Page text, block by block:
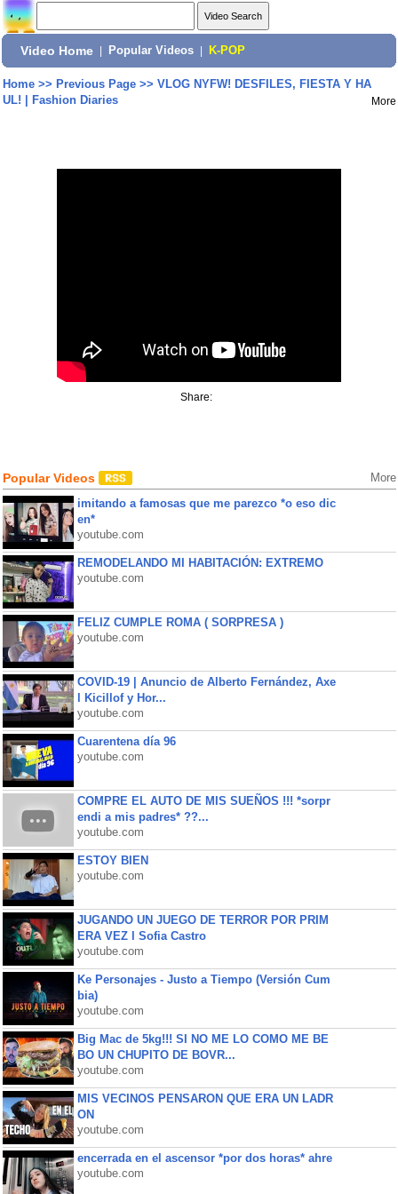
Video Home Popular Videos K-POP
Home>> Previous Page>> VLOG NYFW! DESFILES, FIESTA Y HA
UL! | Fashion Diaries
More
Share:
Popular Videos More
imitando a famosas que me parezco *o eso dic
en*
youtube.com
REMODELANDO MI HABITACIÓN: EXTREMO
youtube.com
FELIZ CUMPLE ROMA ( SORPRESA )
youtube.com
COVID-19 | Anuncio de Alberto Fernández, Axe
l Kicillof y Hor...
youtube.com
Cuarentena día 96
youtube.com
COMPRE EL AUTO DE MIS SUEÑOS !!! *sorpr
endi a mis padres* ??...
youtube.com
ESTOY BIEN
youtube.com
JUGANDO UN JUEGO DE TERROR POR PRIM
ERA VEZ l Sofia Castro
youtube.com
Ke Personajes - Justo a Tiempo (Versión Cum
bia)
youtube.com
Big Mac de 5kg!!! SI NO ME LO COMO ME BE
BO UN CHUPITO DE BOVR...
youtube.com
MIS VECINOS PENSARON QUE ERA UN LADR
ON
youtube.com
encerrada en el ascensor *por dos horas* ahre
youtube.com